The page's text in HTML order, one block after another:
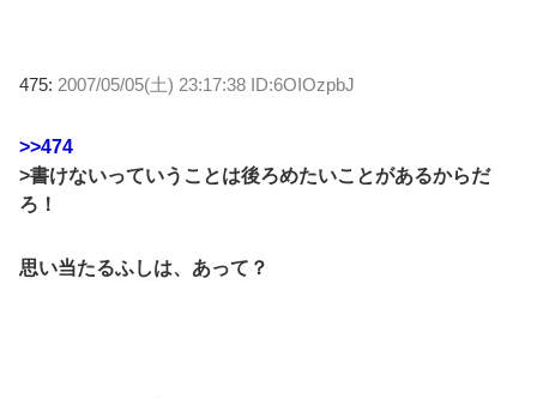
475: 2007/05/05(土) 23:17:38 ID:6OIOzpbJ
>>474
>書けないっていうことは後ろめたいことがあるからだ
ろ！
思い当たるふしは、あって？